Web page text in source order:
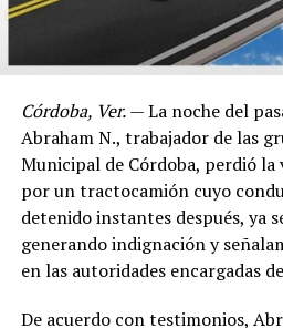
Córdoba, Ver.— La noche del
Abraham N., trabajador de las
Municipal de Córdoba, perdió la
por un tractocamión cuyo
detenido instantes después, ya
generando indignación y
en las autoridades encargadas
De acuerdo con testimonios,